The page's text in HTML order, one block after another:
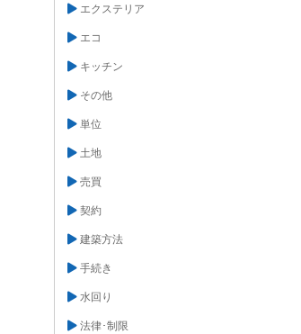
エクステリア
エコ
キッチン
その他
単位
土地
売買
契約
建築方法
手続き
水回り
法律･制限